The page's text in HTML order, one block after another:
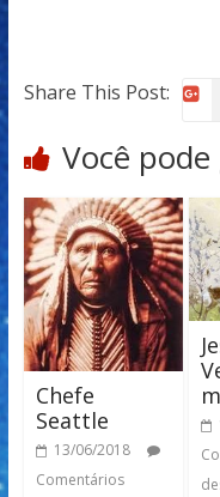
Share This Post:
Você
Chefe
Seattle
13/06/2018
Comentários